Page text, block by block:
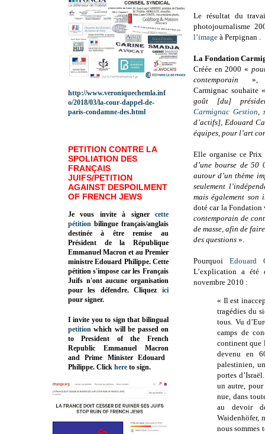
Le résultat du
photojournalisme
l’image à Perpignan .
La Fondation
Créée en 2000 «
contemporain »,
Carmignac souhaite
goût
[du]
Carmignac Gestion,
d’actifs], Edouard
équipes, pour l’art
Elle organise ce
d’une bourse de 50
autour d’un thème
seulement
mais également son
doté car la
contemporain de
de masse, afin de
des questions ».
Pourquoi Edouard
L’explication a été
novembre 2010 :
« Il est
tragédies du
tous. Vu
camps de
continent que
devenu en
palestinien,
portes
un autre,
nue, dans
au devoir
Waidenhöfer,
nous sommes
http://www.veroniquechemla.inf
o/2018/03/la-cour-dappel-de-
paris-condamne-des.html
PETITION CONTRE LA
SPOLIATION DES
FRANÇAIS
JUIFS/PETITION
AGAINST DESPOILMENT
OF FRENCH JEWS
Je vous invite à signer cette
pétition bilingue français/anglais
destinée à être remise au
Président de la République
Emmanuel Macron et au Premier
ministre Edouard Philippe. Cette
pétition s'impose car les Français
Juifs n'ont aucune organisation
pour les défendre. Cliquez
ici
pour signer.
I invite you to sign that bilingual
petition which will be passed on
to President of the French
Republic Emmanuel Macron
and Prime MinisterEdouard
Philippe. Click here to sign.